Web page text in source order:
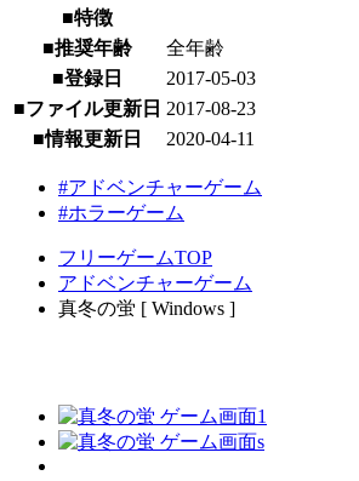
■特徴
■推奨年齢
全年齢
■登録日
2017-05-03
■ファイル更新日 2017-08-23
■情報更新日
2020-04-11
#アドベンチャーゲーム
#ホラーゲーム
フリーゲームTOP
アドベンチャーゲーム
真冬の蛍 [ Windows ]